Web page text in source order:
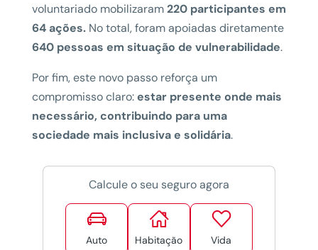
voluntariado mobilizaram220 participantes em
64 ações. No total, foram apoiadas diretamente
640 pessoas em situação de vulnerabilidade.
Por fim, este novo passo reforça um
compromisso claro:estar presente onde mais
necessário, contribuindo para uma
sociedade mais inclusiva e solidária.
Calcule o seu seguro agora

Auto

Habitação

Vida